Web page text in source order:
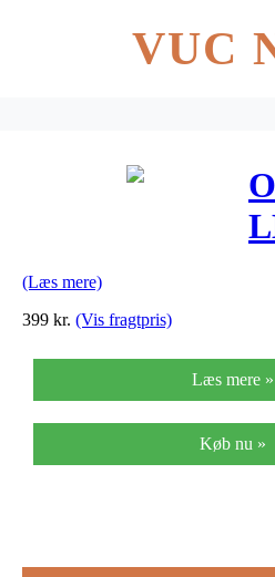
VUC
(Læs mere)
399 kr. (Vis fragtpris)
Læs mere »
Køb nu »